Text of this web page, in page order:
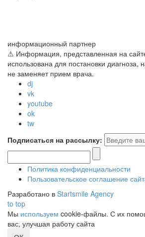
информационный партнер
⚠ Информация, представленная на
использована для постановки диагноза,
не заменяет прием врача.
dj
vk
youtube
ok
tw
Подписаться на рассылку:
Политика конфиденциальности
Пользовательское соглашение
Разработано в Startsmile Agency
to top
Мы используем cookie-файлы. С их
вас, улучшая работу сайта